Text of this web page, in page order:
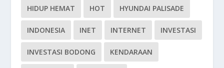
HIDUP HEMAT HOT HYUNDAI PALISADE
INDONESIA INET INTERNET INVESTASI
INVESTASI BODONG KENDARAAN